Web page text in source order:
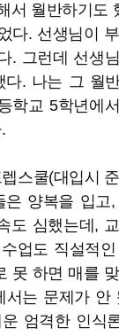
서 월반하기도
다. 선생님이
. 그런데 선생
. 나는 그 월
학교 5학년에
스쿨(대입시
양복을 입
도 심했는데,
업도 직설적
못 하면 매를
서는 문제가
엄격한 인식